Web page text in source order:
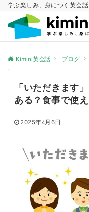
学ぶ楽しみ、身につく英会話
Kimini英会話 ブログ
「いただきます
ある？食事で使
2025年4月6日